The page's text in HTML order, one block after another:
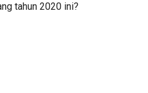
tahun 2020 ini?